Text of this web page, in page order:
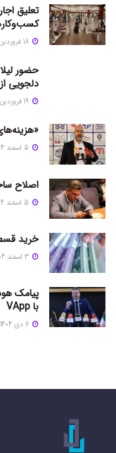
تعلیق
حضور
دلجویی
اصلاح
خرید
پیامک
با VApp